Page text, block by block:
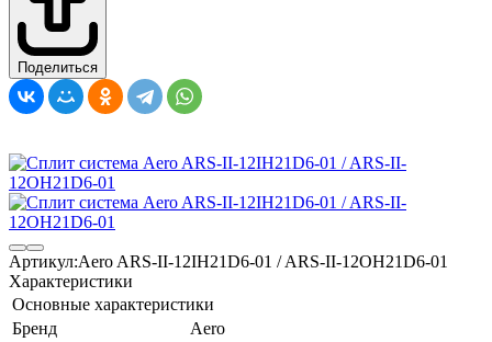
Поделиться
Артикул:Aero ARS-II-12IH21D6-01 / ARS-II-12OH21D6-01
Характеристики
Основные характеристики
Бренд
Aero